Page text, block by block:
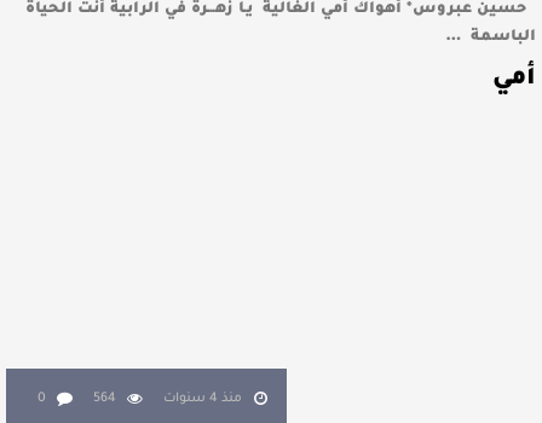
حسين عبروس* أهواك أمي الغالية يـا زهـــرة في الرابية أنت الحياة
الباسمة …
أمي
منذ 4 سنوات 564
0